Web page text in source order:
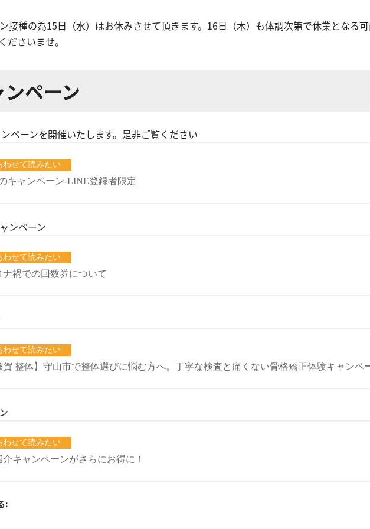
接種の為15日（水）はお休みさせて頂きます。16日（木）も体調次第で休業となる
ださいませ。
ペーン
ペーンを開催いたします。是非ご覧ください
ンペーン
: